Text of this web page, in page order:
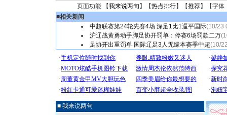
页面功能 【我来说两句 】【热点排行】【推荐】【字体
■相关新闻
中超联赛第24轮先赛4场 深足1比1逼平国际(10/23
沪辽战黄勇动手脚足协开罚单：停赛6场罚款二万
足协开出重罚单 国际辽足3人无缘本赛季中超(10/
■ 我来说两句